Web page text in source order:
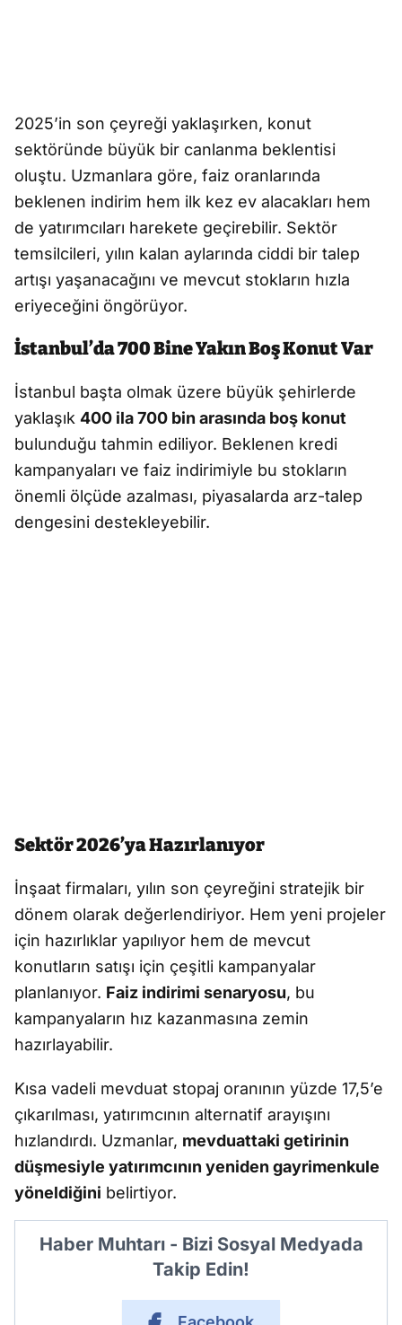
2025’in son çeyreği yaklaşırken, konut
sektöründe büyük bir canlanma beklentisi
oluştu. Uzmanlara göre, faiz oranlarında
beklenen indirim hem ilk kez ev alacakları hem
de yatırımcıları harekete geçirebilir. Sektör
temsilcileri, yılın kalan aylarında ciddi bir talep
artışı yaşanacağını ve mevcut stokların hızla
eriyeceğini öngörüyor.
İstanbul’da 700 Bine Yakın Boş Konut Var
İstanbul başta olmak üzere büyük şehirlerde
yaklaşık 400 ila 700 bin arasında boş konut
bulunduğu tahmin ediliyor. Beklenen kredi
kampanyaları ve faiz indirimiyle bu stokların
önemli ölçüde azalması, piyasalarda arz-talep
dengesini destekleyebilir.
Sektör 2026’ya Hazırlanıyor
İnşaat firmaları, yılın son çeyreğini stratejik bir
dönem olarak değerlendiriyor. Hem yeni projeler
için hazırlıklar yapılıyor hem de mevcut
konutların satışı için çeşitli kampanyalar
planlanıyor. Faiz indirimi senaryosu, bu
kampanyaların hız kazanmasına zemin
hazırlayabilir.
Kısa vadeli mevduat stopaj oranının yüzde 17,5’e
çıkarılması, yatırımcının alternatif arayışını
hızlandırdı. Uzmanlar, mevduattaki getirinin
düşmesiyle yatırımcının yeniden gayrimenkule
yöneldiğini belirtiyor.
Haber Muhtarı - Bizi Sosyal Medyada
Takip Edin!